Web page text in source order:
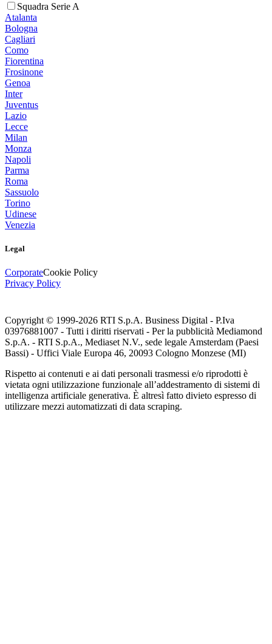
Squadra Serie A
Atalanta
Bologna
Cagliari
Como
Fiorentina
Frosinone
Genoa
Inter
Juventus
Lazio
Lecce
Milan
Monza
Napoli
Parma
Roma
Sassuolo
Torino
Udinese
Venezia
Legal
CorporateCookie Policy
Privacy Policy
Copyright © 1999-2026 RTI S.p.A. Business Digital - P.Iva
03976881007 - Tutti i diritti riservati - Per la pubblicità Mediamond
S.p.A. - RTI S.p.A., Mediaset N.V., sede legale Amsterdam (Paesi
Bassi) - Uffici Viale Europa 46, 20093 Cologno Monzese (MI)
Rispetto ai contenuti e ai dati personali trasmessi e/o riprodotti è
vietata ogni utilizzazione funzionale all’addestramento di sistemi di
intelligenza artificiale generativa. È altresì fatto divieto espresso di
utilizzare mezzi automatizzati di data scraping.